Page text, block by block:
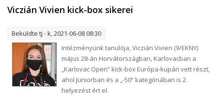
Viczián Vivien kick-box sikerei
Beküldte tj - k, 2021-06-08 08:30
Intézményünk tanulója, Viczián Vivien (9/EKNY)
május 28-án Horvátországban, Karlovacban a
„Karlovac Open” kick-box Európa-kupán vett részt,
ahol Juniorban és a „-50” kategóriában is 2.
helyezést ért el.